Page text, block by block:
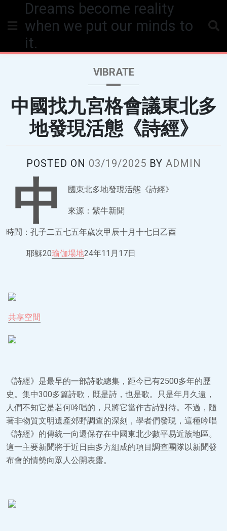
content
Dreams become reality
when we put our minds to
it.
VIBRATE
中國找九宮格會議東北多
地發現活態《詩經》
POSTED ON 03/19/2025 BY ADMIN
中 國東北多地發現活態《詩經》
來源：紫牛新聞
時間：孔子二五七五年歲次甲辰十月十七日乙酉
耶穌20瑜伽場地24年11月17日
共享空間
《詩經》是最早的一部詩歌總集，距今已有2500多年的歷
史。集中300多篇詩歌，既是詩，也是歌。只是年月久遠，
人們不知它是若何吟唱的，只將它當作古詩對待。不過，隨
著非物質文明遺產郊野調查的深刻，學者們發現，這種吟唱
《詩經》的傳統一向還保存在中國東北少數平易近族地區。
這一主要新聞將于近日由多方組成的項目調查團隊以新聞發
布會的情勢向眾人公開表露。